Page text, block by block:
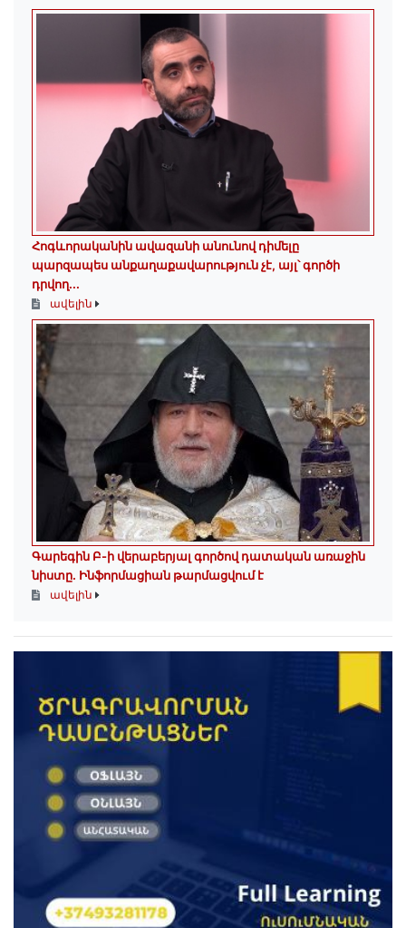
Հոգևորականին ավազանի անունով դիմելը
պարզապես անքաղաքավարություն չէ, այլ՝ գործի
դրվող...
ավելին
Գարեգին Բ-ի վերաբերյալ գործով դատական առաջին
նիստը․ Ինֆորմացիան թարմացվում է
ավելին